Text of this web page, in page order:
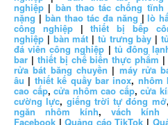
nghiệp | bàn thao tác chống tĩnh
nặng| bàn thao tác đa năng|lò
công nghiệp|thiết bị bếp
nghiệp |bàn mát | tủ trưng bày |
đá viên công nghiệp | tủ đông
bar | thiết bị chế biến thực phẩm |
rửa bát băng chuyền | máy rửa
âu | thiết kế quầy bar inox, nhôm
cao cấp, cửa nhôm cao cấp, cửa
cường lực, giếng trời tự đóng mở,
ngăn nhôm kính, vách kính
Facebook |Quảng cáo TikTok |